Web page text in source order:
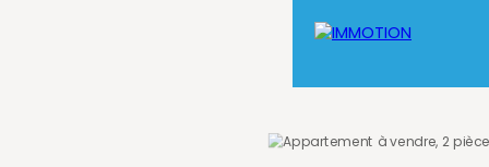
Aide à la Gestion Locative Contact